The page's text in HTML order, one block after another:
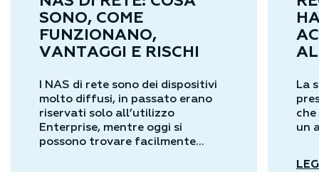
SONO, COME
FUNZIONANO,
VANTAGGI E RISCHI
I NAS di rete sono dei dispositivi
molto diffusi, in passato erano
riservati solo all’utilizzo
Enterprise, mentre oggi si
possono trovare facilmente...
La
un